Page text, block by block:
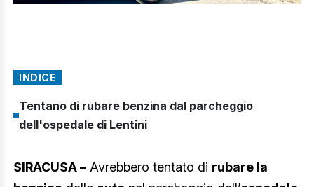
INDICE
Tentano di rubare benzina dal parcheggio
dell'ospedale di Lentini
SIRACUSA – Avrebbero tentato di rubare la